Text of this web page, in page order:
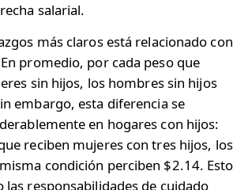
salarial.
más claros está relacionado con
promedio, por cada peso que
sin hijos, los hombres sin hijos
embargo, esta diferencia se
en hogares con hijos:
reciben mujeres con tres hijos, los
condición perciben $2.14. Esto
las responsabilidades de cuidado